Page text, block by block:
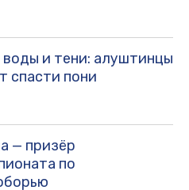
воды и тени: алуштинцы
спасти пони
— призёр
по